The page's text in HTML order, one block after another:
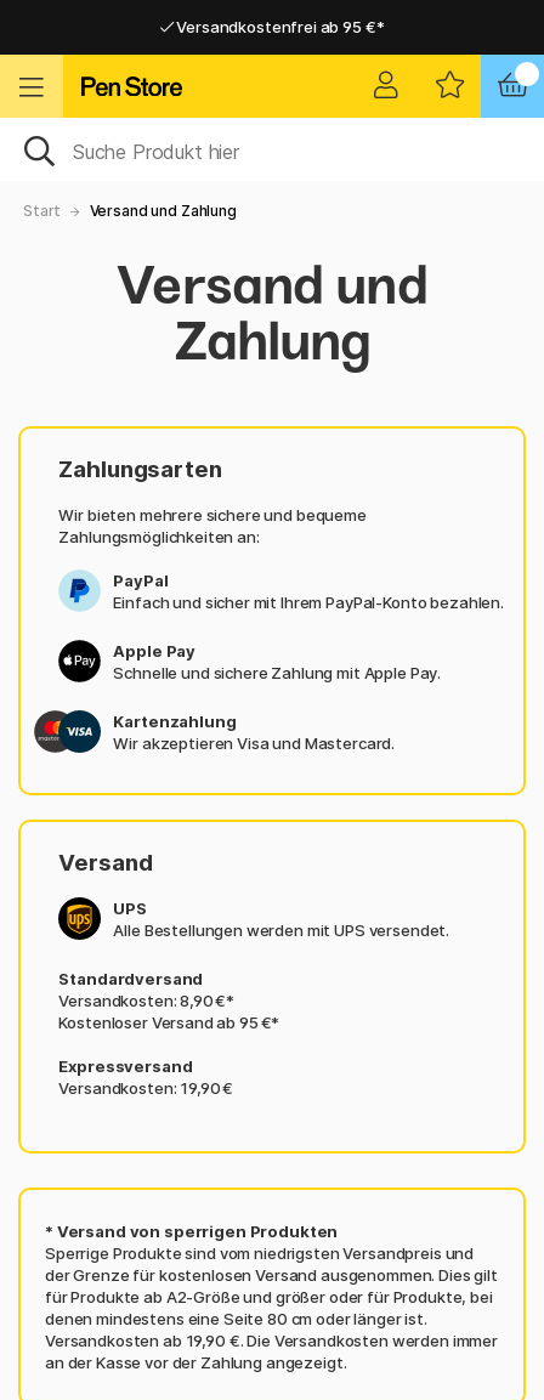
Versandkostenfrei ab 95 €*
Versandkostenfrei ab 95 €*
Start Versand und Zahlung
Versand und
Zahlung
Zahlungsarten
Wir bieten mehrere sichere und bequeme
Zahlungsmöglichkeiten an:
PayPal
Einfach und sicher mit Ihrem PayPal-Konto bezahlen.
Apple Pay
Schnelle und sichere Zahlung mit Apple Pay.
Kartenzahlung
Wir akzeptieren Visa und Mastercard.
Versand
UPS
Alle Bestellungen werden mit UPS versendet.
Standardversand
Versandkosten: 8,90 €*
Kostenloser Versand ab 95 €*
Expressversand
Versandkosten: 19,90 €
* Versand von sperrigen Produkten
Sperrige Produkte sind vom niedrigsten Versandpreis und
der Grenze für kostenlosen Versand ausgenommen. Dies gilt
für Produkte ab A2-Größe und größer oder für Produkte, bei
denen mindestens eine Seite 80 cm oder länger ist.
Versandkosten ab 19,90 €. Die Versandkosten werden immer
an der Kasse vor der Zahlung angezeigt.